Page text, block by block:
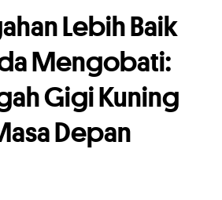
Lebih Baik
Mengobati:
Gigi Kuning
Depan